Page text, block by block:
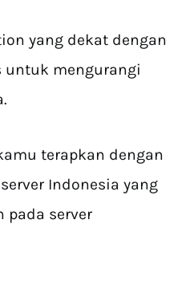
yang dekat dengan
untuk mengurangi
terapkan dengan
Indonesia yang
pada server